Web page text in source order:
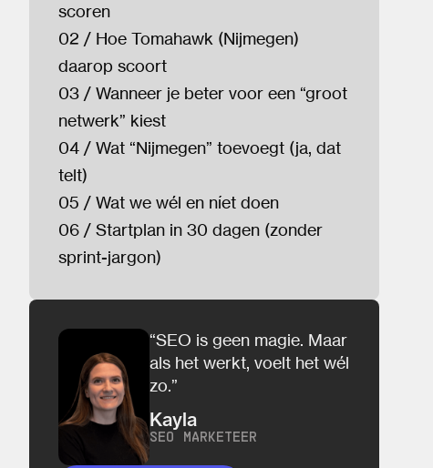
scoren
02 / Hoe Tomahawk (Nijmegen)
daarop scoort
03 / Wanneer je beter voor een “groot
netwerk” kiest
04 / Wat “Nijmegen” toevoegt (ja, dat
telt)
05 / Wat we wél en níet doen
06 / Startplan in 30 dagen (zonder
sprint-jargon)
“SEO is geen magie. Maar
als het werkt, voelt het wél
zo.”
Kayla
SEO MARKETEER